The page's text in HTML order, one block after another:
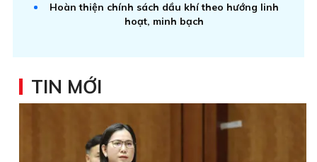
Hoàn thiện chính sách dầu khí theo hướng linh
hoạt, minh bạch
TIN MỚI